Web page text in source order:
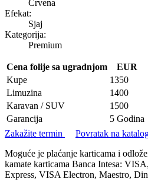
Crvena
Efekat:
Sjaj
Kategorija:
Premium
Cena folije sa ugradnjom
EUR
Kupe
1350
Limuzina
1400
Karavan / SUV
1500
Garancija
5 Godina
Zakažite termin
Povratak na
Moguće je plaćanje karticama i
kamate karticama Banca Intesa:
Express, VISA Electron, Maestro,